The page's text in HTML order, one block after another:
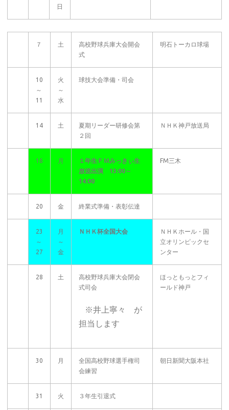
日
７ 土
高校野球兵庫大会開会
式
明石トーカロ球場
10
～
11
火
～
水
球技大会準備・司会
14 土
夏期リーダー研修会第
２回
ＮＨＫ神戸放送局
16 月
１年生ＦＭみっきぃ生
放送出演 13:00～
14:00
FM三木
20 金 終業式準備・表彰伝達
23
～
27
月
～
金
ＮＨＫ杯全国大会
ＮＨＫホール・国
立オリンピックセ
ンター
28 土
高校野球兵庫大会閉会
式司会
※井上寧々 が
担当します
ほっともっとフィ
ールド神戸
30 月
全国高校野球選手権司
会練習
朝日新聞大阪本社
31 火 ３年生引退式